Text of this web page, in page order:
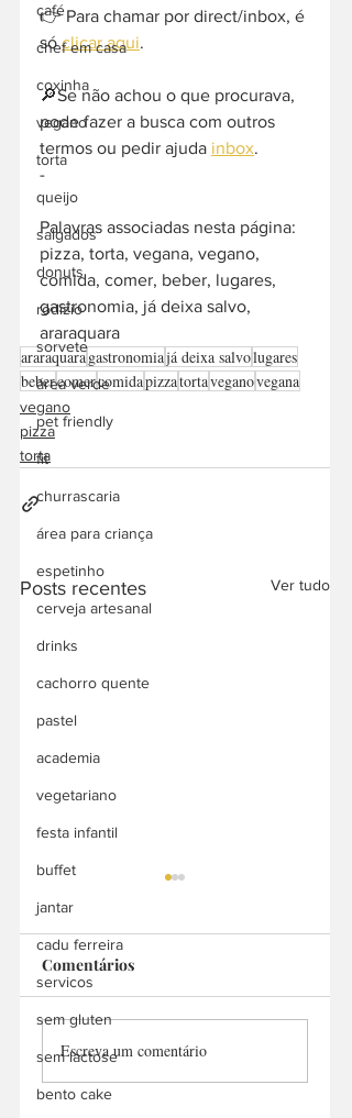
café
chef em casa
coxinha
vegano
torta
queijo
salgados
donuts
rodízio
sorvete
área verde
pet friendly
fit
churrascaria
área para criança
espetinho
cerveja artesanal
drinks
cachorro quente
pastel
academia
vegetariano
festa infantil
buffet
jantar
cadu ferreira
servicos
sem gluten
sem lactose
bento cake
👉 Para chamar por direct/inbox, é
só clicar aqui.
🔎Se não achou o que procurava,
pode fazer a busca com outros
termos ou pedir ajuda inbox.
-
Palavras associadas nesta página:
pizza, torta, vegana, vegano,
comida, comer, beber, lugares,
gastronomia, já deixa salvo,
araraquara
araraquaragastronomiajá deixa salvolugares
bebercomercomidapizzatortaveganovegana
vegano
pizza
torta
Posts recentes Ver tudo
Boa Pizza & Batata
Comentários
Escreva um comentário